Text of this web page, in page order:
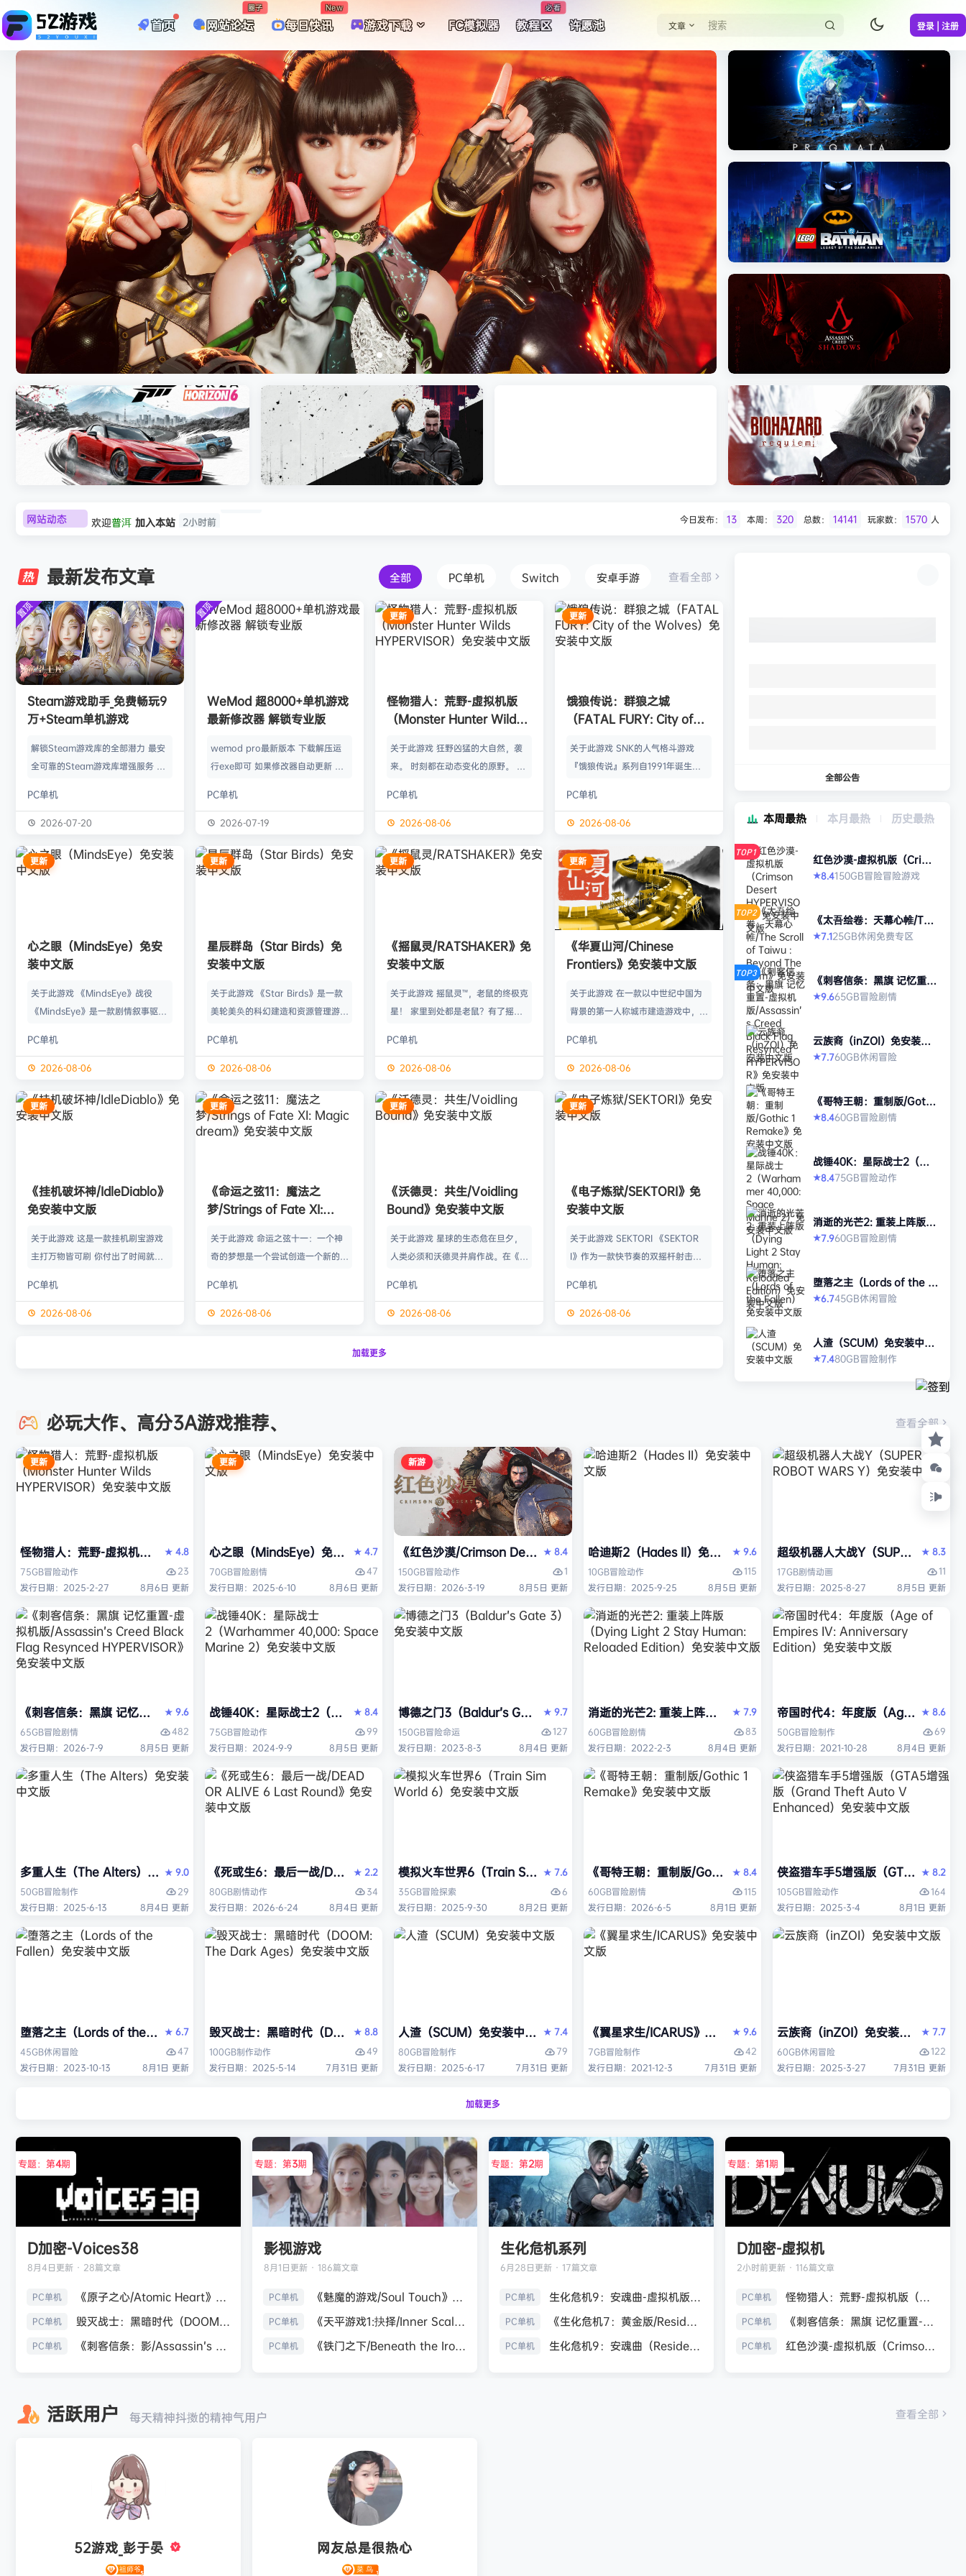
首页 网站论坛
圈子
每日快讯
New
游戏下载 FC模拟器 教程区
必看
许愿池 文章 登录 | 注册
《刺客信条：黑旗 记忆重置-虚
HYPERVISOR》免安装中文版
《剑星/Stellar Blade》本体+修改器打包下载 解压即玩
《识质存在/PRAGMATA》免安装中文版
《乐高蝙蝠侠：黑暗骑士之遗/LEGO
Batman: Legacy of the Dark Knight》
免安装中文版
《刺客信条：影/Assassin’s Creed
Shadows》免安装版，非虚拟机
网站动态 欢迎普洱 加入本站 2小时前
欢迎V****y 加入本站
欢迎1******4 加入本站 8月5日
l***g 签到获取 28 点积分 8月5日
w******g 签到获取
欢迎w******g 加入本站
欢迎Z******U 加入本站
欢迎 k******2 加入本站 8月4日
欢迎C****i 8月4日
欢迎e******i 加入本站 2小时前
普洱 签到获取 点积分 2小时前
今日发布： 13 本周： 320 总数： 14141 玩家数： 1570 人
最新发布文章 全部 PC单机 Switch 安卓手游 查看全部
置顶
Steam游戏助手_免费畅玩9
万+Steam单机游戏
解锁Steam游戏库的全部潜力 最安
全可靠的Steam游戏库增强服务 工
修改任何steam设置、安全可靠、
可入库游戏总数 94000+、无视已
机。 无需为每一款游戏单独付费，
只需支付一次工具费用或订阅费，即
无压力地尝试各种类型的游戏。操
作…
PC单机
2026-07-20
置顶
WeMod 超8000+单机游戏
最新修改器 解锁专业版
wemod pro最新版本 下载解压运
行exe即可 如果修改器自动更新 把
r 这个文件替换到新版的即可。 We
Mod 目前支持超过千款热门游戏，
修改器原作者都入驻了，所以修改器
内容更新应该也是最全、最及时的。
大…
PC单机
2026-07-19
更新
怪物猎人：荒野-虚拟机版
（Monster Hunter Wilds
版
关于此游戏 狂野凶猛的大自然，袭
来。 时刻都在动态变化的原野。 这
的怪物与人们的故事。 你会化为以
狩猎强大怪物为生的“猎人”，使用狩
并逐渐解明这个世界与人们之间的关
联。 进化的狩猎动作，寻求连续不
的边境上，一名少年“纳塔”获救。
公会根…
PC单机
2026-08-06
更新
饿狼传说：群狼之城
（FATAL FURY: City of
关于此游戏 SNK的人气格斗游戏
『饿狼传说』系列自1991年诞生以
潮。从1999年的『饿狼 -MARK OF
THE WOLVES-』起，时隔26年，
the Wolves』终于登场！ ■新实装
了加速兴奋的“REV系统”！ 新实装
的“REV系统”可以从战斗开始发动各
种特殊攻击！“REV武技”、“REV加
速”，还有S.P.G.区…
PC单机
2026-08-06
更新
心之眼（MindsEye）免安
装中文版
关于此游戏 《MindsEye》战役
《MindsEye》是一款剧情叙事驱动
背景设定在近未来沙漠城市红石城。
你将扮演雅各布·迪亚兹——一名退
体而饱受支离破碎的记忆困扰。在电
影化叙事的战役中，你将执行任务、
远不止红石城本身。 红石城 红石城
是…
PC单机
2026-08-06
更新
星辰群岛（Star Birds）免
安装中文版
关于此游戏 《Star Birds》是一款
美轮美奂的科幻建造和资源管理游
群繁盛起来。不论是熟知此类题材的
老手玩家，还是只想浅尝神游太空滋
的陪伴。什么，你说是因为鸟群没了
你，就立马出乱子？哎呀呀，这也只
是其中一个原因而已啦。 扫描附近
是某些未知之物。建造生产设施，以
便开采资…
PC单机
2026-08-06
更新
《摇鼠灵/RATSHAKER》免
安装中文版
关于此游戏 摇鼠灵™，老鼠的终极克
星！ 家里到处都是老鼠？有了摇鼠
灭所有不速之客！拿在手上大力摇，
剩下的交给摇鼠灵™就行了。不用夹
摸丢死老鼠！ 有了摇鼠灵™，一切尽
在掌握！把那只老鼠摇到服从，看着
恼瞬间无影无踪。 为什么选择摇鼠
灵™？ 轻松…
PC单机
2026-08-06
更新
《华夏山河/Chinese
Frontiers》免安装中文版
关于此游戏 在一款以中世纪中国为
背景的第一人称城市建造游戏中，规
的工匠起步，循序渐进地规划、生产
并筑起宏伟建筑。管理村民，搭建生
的节奏繁荣发展——无压力，并享受
精巧系统带来的成就感。 探索三大
背景；它会塑造你的策略与可达成的
目标。发掘古老工…
PC单机
2026-08-06
更新
《挂机破坏神/IdleDiablo》
免安装中文版
关于此游戏 这是一款挂机刷宝游戏
主打万物皆可刷 你付出了时间就必
独属于你的强大构筑 装备获取 游戏
中的[装备][技能][护身符]主要通过
每个大型章节有若干小关卡。 难度
可分为：…
PC单机
2026-08-06
更新
《命运之弦11：魔法之
梦/Strings of Fate XI:
版
关于此游戏 命运之弦十一：一个神
奇的梦想是一个尝试创造一个新的幻
虚幻引擎的帮助下，使用已经熟悉的
图形技术和机制以丰富多彩的方式呈
组由命运聚集的五个角色来完成一项
伟大的使命-从古老的邪恶中拯救地
球！ 一个古老…
PC单机
2026-08-06
更新
《沃德灵：共生/Voidling
Bound》免安装中文版
关于此游戏 星球的生态危在旦夕，
人类必须和沃德灵并肩作战。在《沃
生物学家，与被称为“沃德灵”的生物
神经链接。不断孵化、培育、升级、
挡、反击等技能的配…
PC单机
2026-08-06
更新
《电子炼狱/SEKTORI》免
安装中文版
关于此游戏 SEKTORI 《SEKTOR
I》作为一款快节奏的双摇杆射击游
慎选择升级项目，打造强大的构筑，
置身风云变幻的战场，迎战源源不断
人种…
PC单机
2026-08-06
加载更多
全部公告
本周最热 本月最热 历史最热
TOP1
红色沙漠-虚拟机版（Crims
on Desert HYPERVISO
R）免安装中文版
★8.4150GB冒险冒险游戏
TOP2
《太吾绘卷：天幕心帷/The
Scroll of Taiwu : Beyond
The Dom》免安装中文版
★7.125GB休闲免费专区
TOP3
《刺客信条：黑旗 记忆重
置-虚拟机版/Assassin’s Cr
eed Black Flag Resynced
★9.665GB冒险剧情
云族裔（inZOI）免安装中
文版
★7.760GB休闲冒险
《哥特王朝：重制版/Gothi
c 1 Remake》免安装中文
版
★8.460GB冒险剧情
战锤40K：星际战士2（Wa
rhammer 40,000: Space
Marine 2）免安装中文版
★8.475GB冒险动作
消逝的光芒2: 重装上阵版
（Dying Light 2 Stay Hu
man: Reloaded Edition）
★7.960GB冒险剧情
堕落之主（Lords of the F
allen）免安装中文版
★6.745GB休闲冒险
人渣（SCUM）免安装中文
版
★7.480GB冒险制作
必玩大作、高分3A游戏推荐、 查看全部
更新
怪物猎人：荒野-虚拟机版（Monster Hunter Wilds HYPERVISOR）免安装中文版
★ 4.8
75GB冒险动作
23
发行日期：2025-2-27
8月6日 更新
更新
心之眼（MindsEye）免安装中文版
★ 4.7
70GB冒险剧情
47
发行日期：2025-6-10
8月6日 更新
新游
《红色沙漠/Crimson Desert》免安装中文版
★8.4
150GB冒险动作
1
发行日期：2026-3-19
8月5日 更新
哈迪斯2（Hades II）免安装中文版
★9.6
10GB冒险动作
115
发行日期：2025-9-25
8月5日 更新
超级机器人大战Y（SUPER ★8.3
17GB剧情动画
11
发行日期：2025-8-27
8月5日 更新
《刺客信条：黑旗 记忆重置-虚拟机版/Assassin’s Creed Black Flag Resynced HYPERVISOR》免安装中文版
★ 9.6
65GB冒险剧情
482
发行日期：2026-7-9
8月5日 更新
战锤40K：星际战士2（Warhammer 40,000: Space Marine 2）免安装中文版
★ 8.4
75GB冒险动作
99
发行日期：2024-9-9
8月5日 更新
博德之门3（Baldur’s Gate 3）免安装中文版
★9.7
150GB冒险命运
127
发行日期：2023-8-3
8月4日 更新
消逝的光芒2: 重装上阵版（Dying Light 2 Stay Human: Reloaded
★7.9
60GB冒险剧情
83
发行日期：2022-2-3
8月4日 更新
帝国时代4：年度版（Age of
★8.6
50GB冒险制作
69
发行日期：2021-10-28
8月4日 更新
多重人生（The Alters）免安装中文版
★ 9.0
50GB冒险制作
29
发行日期：2025-6-13
8月4日 更新
《死或生6：最后一战/DEAD OR ALIVE 6 Last Round》免安装中文版
★ 2.2
80GB剧情动作
34
发行日期：2026-6-24
8月4日 更新
模拟火车世界6（Train Sim World 6）免安装中文版
★7.6
35GB冒险探索
6
发行日期：2025-9-30
8月2日 更新
《哥特王朝：重制版/Gothic 1 Remake》免安装中文版
★8.4
60GB冒险剧情
115
发行日期：2026-6-5
8月1日 更新
侠盗猎车手5增强版（GTA5增强
★8.2
105GB冒险动作
164
发行日期：2025-3-4
8月1日 更新
堕落之主（Lords of the Fallen）免安装中文版
★ 6.7
45GB休闲冒险
47
发行日期：2023-10-13
8月1日 更新
毁灭战士：黑暗时代（DOOM: The Dark Ages）免安装中文版
★ 8.8
100GB制作动作
49
发行日期：2025-5-14
7月31日 更新
人渣（SCUM）免安装中文版★7.4
80GB冒险制作
79
发行日期：2025-6-17
7月31日 更新
《翼星求生/ICARUS》免安装中文版
★9.6
7GB冒险制作
42
发行日期：2021-12-3
7月31日 更新
云族裔（inZOI）免安装中文版
★7.7
60GB休闲冒险
122
发行日期：2025-3-27
7月31日 更新
加载更多
专题：第4期
D加密-Voices38
8月4日更新 · 28篇文章
PC单机 《原子之心/Atomic Heart》免安装中文版
PC单机 毁灭战士：黑暗时代（DOOM: The Dark Ages）免安装中文版
PC单机 《刺客信条：影/Assassin’s Creed Shadows》免安装版，非虚拟机
专题：第3期
影视游戏
8月1日更新 · 186篇文章
PC单机 《魅魔的游戏/Soul Touch》免安装中文版
PC单机 《天平游戏1:抉择/Inner Scales 1：Choice》免安装中文版
PC单机 《铁门之下/Beneath the Iron Gate》免安装中文版
专题：第2期
生化危机系列
6月28日更新 · 17篇文章
PC单机 生化危机9：安魂曲-虚拟机版（Resident Evil Requiem HYPERVISOR）免安装中文版
PC单机 《生化危机7：黄金版/Resident Evil 7 Biohazard》免安装中文版
PC单机 生化危机9：安魂曲（Resident Evil Requiem）免安装中文版
专题：第1期
D加密-虚拟机
2小时前更新 · 116篇文章
PC单机 怪物猎人：荒野-虚拟机版（Monster Hunter Wilds HYPERVISOR）免安装中文版
PC单机 《刺客信条：黑旗 记忆重置-虚拟机版/Assassin’s Creed Black Flag Resynced HYPERVISOR》免安装中文版
PC单机 红色沙漠-虚拟机版（Crimson Desert HYPERVISOR）免安装中文版
活跃用户 每天精神抖擞的精神气用户 查看全部
52游戏_彭于晏 网友总是很热心